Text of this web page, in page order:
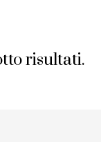
risultati.